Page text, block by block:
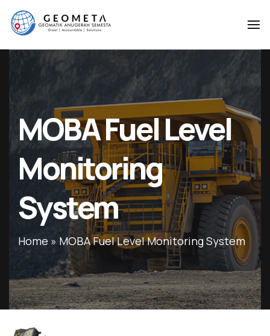
Geomatik
Anugerah
Geomatik
Anugerah
MOBA Fuel Level
Monitoring
System
Home » MOBA Fuel Level Monitoring System